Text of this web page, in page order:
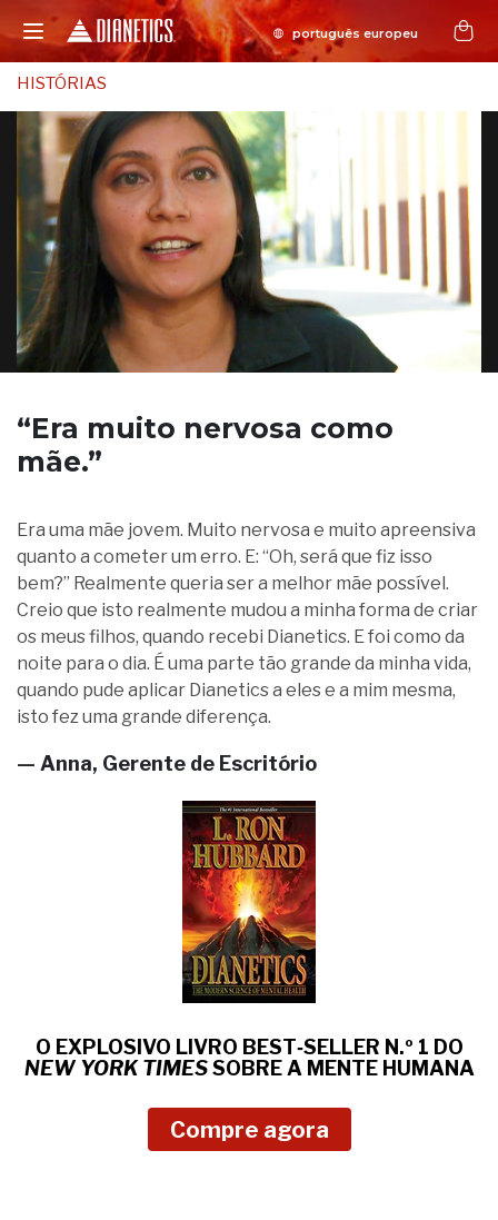
HISTÓRIAS
“Era muito nervosa como
mãe.”
Era uma mãe jovem. Muito nervosa e muito apreensiva
quanto a cometer um erro. E: “Oh, será que fiz isso
bem?” Realmente queria ser a melhor mãe possível.
Creio que isto realmente mudou a minha forma de criar
os meus filhos, quando recebi Dianetics. E foi como da
noite para o dia. É uma parte tão grande da minha vida,
quando pude aplicar Dianetics a eles e a mim mesma,
isto fez uma grande diferença.
— Anna, Gerente de Escritório
O EXPLOSIVO LIVRO BEST‑SELLER N.º 1 DO
NEW YORK TIMESSOBRE A MENTE HUMANA
Compre agora